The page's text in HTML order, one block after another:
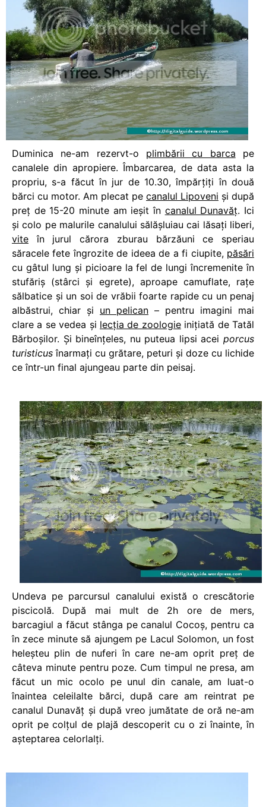
Duminica ne-am rezervt-o plimbării cu barca pe
canalele din apropiere. Îmbarcarea, de data asta la
propriu, s-a făcut în jur de 10.30, împărţiţi în două
bărci cu motor. Am plecat pe canalul Lipoveni şi după
preţ de 15-20 minute am ieşit în canalul Dunavăţ. Ici
şi colo pe malurile canalului sălăşluiau cai lăsaţi liberi,
vite în jurul cărora zburau bărzăuni ce speriau
săracele fete îngrozite de ideea de a fi ciupite, păsări
cu gâtul lung şi picioare la fel de lungi încremenite în
stufăriş (stârci şi egrete), aproape camuflate, raţe
sălbatice şi un soi de vrăbii foarte rapide cu un penaj
albăstrui, chiar şi un pelican – pentru imagini mai
clare a se vedea şi lecţia de zoologieiniţiată de Tatăl
Bărboşilor. Şi bineînţeles, nu puteua lipsi acei porcus
turisticus înarmaţi cu grătare, peturi şi doze cu lichide
ce într-un final ajungeau parte din peisaj.
Undeva pe parcursul canalului există o crescătorie
piscicolă. După mai mult de 2h ore de mers,
barcagiul a făcut stânga pe canalul Cocoş, pentru ca
în zece minute să ajungem pe Lacul Solomon, un fost
heleşteu plin de nuferi în care ne-am oprit preţ de
câteva minute pentru poze. Cum timpul ne presa, am
făcut un mic ocolo pe unul din canale, am luat-o
înaintea celeilalte bărci, după care am reintrat pe
canalul Dunavăţ şi după vreo jumătate de oră ne-am
oprit pe colţul de plajă descoperit cu o zi înainte, în
aşteptarea celorlalţi.